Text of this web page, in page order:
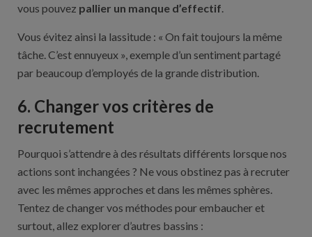
vous pouvez pallier un manque d’effectif
Vous évitez ainsi la lassitude : « On fait toujours la même
tâche. C’est ennuyeux », exemple d’un sentiment partagé
par beaucoup d’employés de la grande distribution.
6. Changer vos critères de
recrutement
Pourquoi s’attendre à des résultats différents lorsque nos
actions sont inchangées ? Ne vous obstinez pas à recruter
avec les mêmes approches et dans les mêmes sphères.
Tentez de changer vos méthodes pour embaucher et
surtout, allez explorer d’autres bassins :